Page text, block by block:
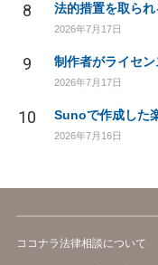
8 法的措置を取ら
2026年7月17日
9
2026年7月17日
10 Sunoで作成した
2026年7月16日
ココナラ法律相談について